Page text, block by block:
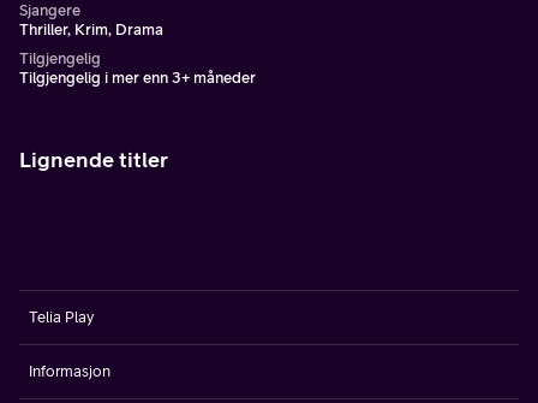
Sjangere
Thriller, Krim, Drama
Tilgjengelig
Tilgjengelig i mer enn 3+ måneder
Lignende titler
Telia Play
Informasjon